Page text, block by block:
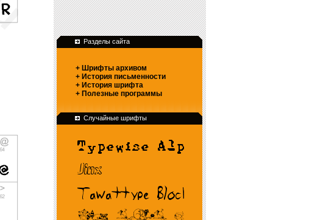
Разделы сайта
+ Шрифты архивом
+ История письменности
+ История шрифта
+ Полезные программы
Случайные шрифты